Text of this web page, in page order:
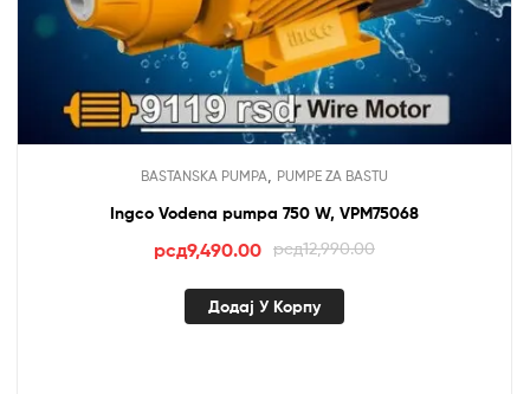
BASTANSKA PUMPA PUMPE ZA BASTU
Ingco Vodena pumpa 750 W, VPM75068
рсд12,990.00
Оригинална
је
рсд9,490.00 Тренутна
је:
Додај У Корпу